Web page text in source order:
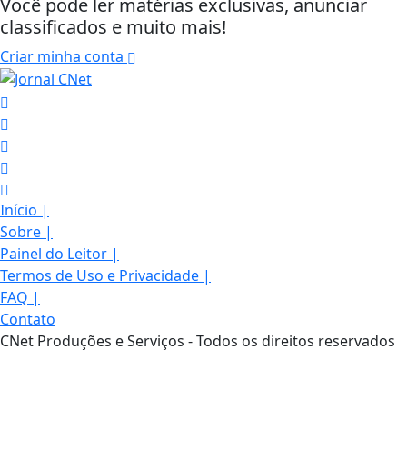
classificados e muito mais!
Criar minha conta
Início |
Sobre |
Painel do Leitor |
Termos de Uso e Privacidade |
FAQ |
Contato
CNet Produções e Serviços - Todos os direitos reservados